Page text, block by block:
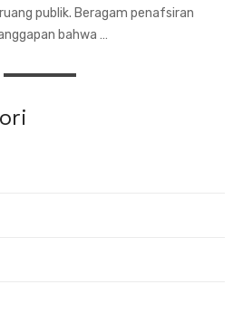
publik. Beragam penafsiran
bahwa …